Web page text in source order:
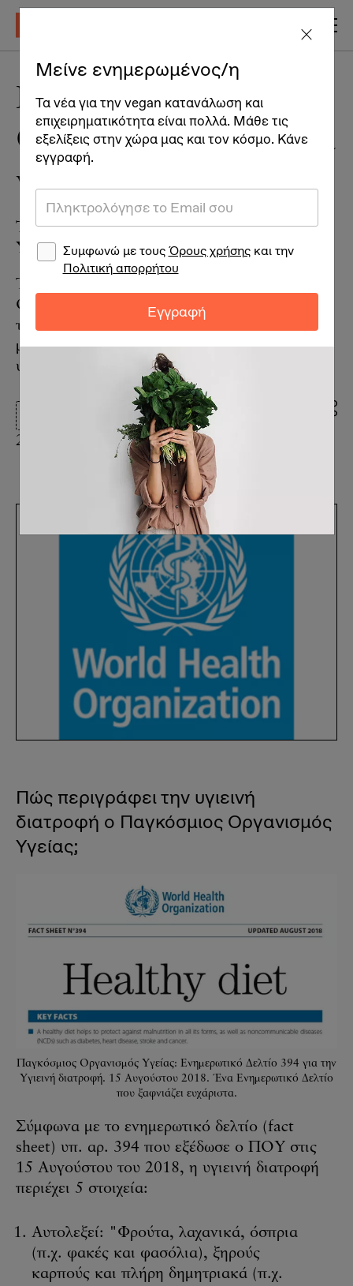
Παγκόσμιος
Οργανισμός Υγείας και
vegan διατροφή
Τί αναφέρει ο Παγκόσμιος Οργανισμός
Υγείας για την vegan διατροφή;
Τίποτα! Απολύτως τίποτα! Ο Παγκόσμιος
Οργανισμός Υγείας (ΠΟΥ) δεν αναφέρει
τίποτε για την vegan διατροφή. Περιγράφει
μόνο τα στοιχεία εκείνα που συνθέτουν την
υγιεινή διατροφή. Ας τα δούμε.
Vegan Διατροφή + Υγεία
21/03/2023
Πώς περιγράφει την υγιεινή
διατροφή ο Παγκόσμιος Οργανισμός
Υγείας;
Παγκόσμιος Οργανισμός Υγείας: Ενημερωτικό Δελτίο 394 για την
Υγιεινή διατροφή. 15 Αυγούστου 2018. Ένα Ενημερωτικό Δελτίο
που ξαφνιάζει ευχάριστα.
Σύμφωνα με το ενημερωτικό δελτίο (fact
sheet) υπ. αρ. 394 που εξέδωσε ο ΠΟΥ στις
15 Αυγούστου του 2018, η υγιεινή διατροφή
περιέχει 5 στοιχεία:
Αυτολεξεί: "Φρούτα, λαχανικά, όσπρια
(π.χ. φακές και φασόλια), ξηρούς
καρπούς και πλήρη δημητριακά (π.χ.
Μείνε ενημερωμένος/η
Τα νέα για την vegan κατανάλωση και
επιχειρηματικότητα είναι πολλά. Μάθε τις
εξελίξεις στην χώρα μας και τον κόσμο. Κάνε
εγγραφή.
Συμφωνώ με τουςΌρους χρήσηςκαι την
Πολιτική απορρήτου
Εγγραφή